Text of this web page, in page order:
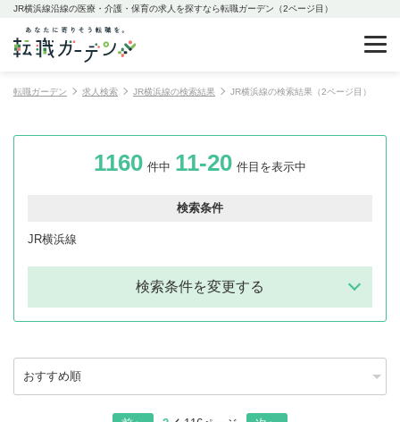
JR横浜線沿線の医療・介護・保育の求人を探すなら転職ガーデン（2ページ目）
転職ガーデン 求人検索 JR横浜線の検索結果 JR横浜線の検索結果（2ページ目）
1160 件中 11-20 件目を表示中
検索条件
JR横浜線
検索条件を変更する